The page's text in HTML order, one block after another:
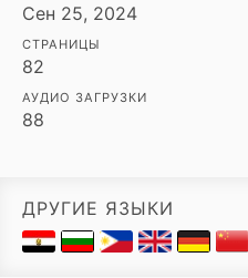
Сен 25, 2024
СТРАНИЦЫ
82
АУДИО ЗАГРУЗКИ
88
ДРУГИЕ ЯЗЫКИ